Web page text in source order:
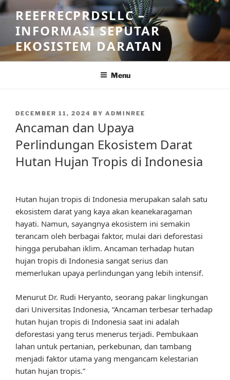
Skip
to
content
REEFRECPRDSLLC –
INFORMASI SEPUTAR
EKOSISTEM DARATAN
Menu
POSTED
DECEMBER 11, 2024 BY ADMINREE
Ancaman dan Upaya
Perlindungan Ekosistem Darat
Hutan Hujan Tropis di Indonesia
Hutan hujan tropis di Indonesia merupakan salah satu
ekosistem darat yang kaya akan keanekaragaman
hayati. Namun, sayangnya ekosistem ini semakin
terancam oleh berbagai faktor, mulai dari deforestasi
hingga perubahan iklim. Ancaman terhadap hutan
hujan tropis di Indonesia sangat serius dan
memerlukan upaya perlindungan yang lebih intensif.
Menurut Dr. Rudi Heryanto, seorang pakar lingkungan
dari Universitas Indonesia, “Ancaman terbesar terhadap
hutan hujan tropis di Indonesia saat ini adalah
deforestasi yang terus menerus terjadi. Pembukaan
lahan untuk pertanian, perkebunan, dan tambang
menjadi faktor utama yang mengancam kelestarian
hutan hujan tropis.”